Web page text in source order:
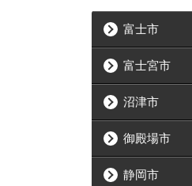
富士市
富士宮市
沼津市
御殿場市
静岡市